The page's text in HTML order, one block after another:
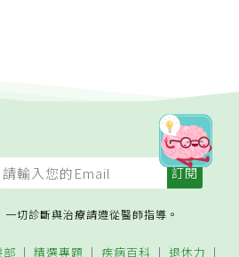
切診斷與治療請遵從醫師指導。
部 精選專題 疾病百科 退休力